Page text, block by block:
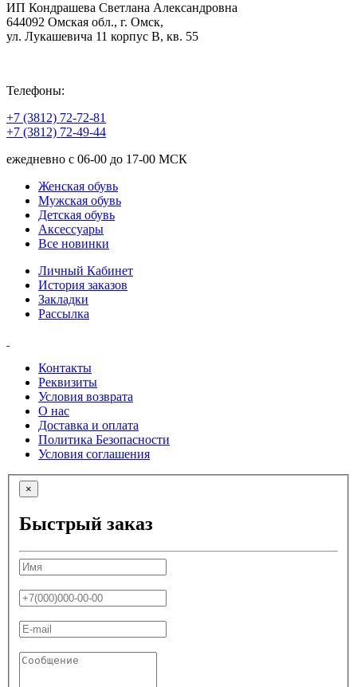
ИП Кондрашева Светлана Александровна
644092 Омская обл., г. Омск,
ул. Лукашевича 11 корпус В, кв. 55
Телефоны:
+7 (3812) 72-72-81
+7 (3812) 72-49-44
ежедневно с 06-00 до 17-00 МСК
Женская обувь
Мужская обувь
Детская обувь
Аксессуары
Все новинки
Личный Кабинет
История заказов
Закладки
Рассылка
Контакты
Реквизиты
Условия возврата
О нас
Доставка и оплата
Политика Безопасности
Условия соглашения
×
Быстрый заказ